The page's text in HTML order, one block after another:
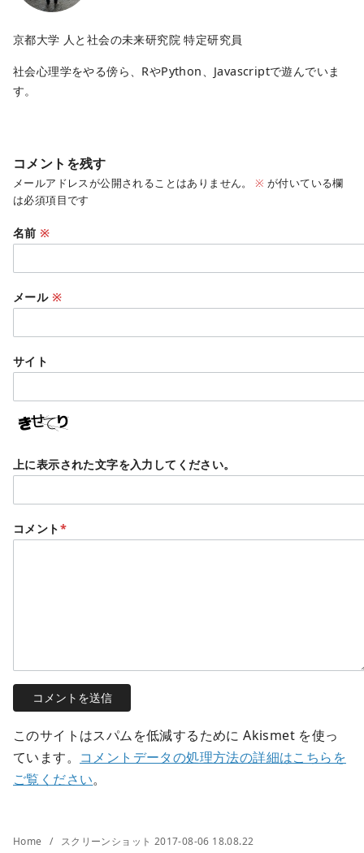
京都大学 人と社会の未来研究院 特定研究員
社会心理学をやる傍ら、RやPython、Javascriptで遊んでいま
す。
コメントを残す
メールアドレスが公開されることはありません。 ※ が付いている欄
は必須項目です
名前※
メール ※
サイト
上に表示された文字を入力してください。
コメント*
このサイトはスパムを低減するために Akismet を使っ
ています。 コメントデータの処理方法の詳細はこちらを
ご覧ください。
Home スクリーンショット 2017-08-06 18.08.22